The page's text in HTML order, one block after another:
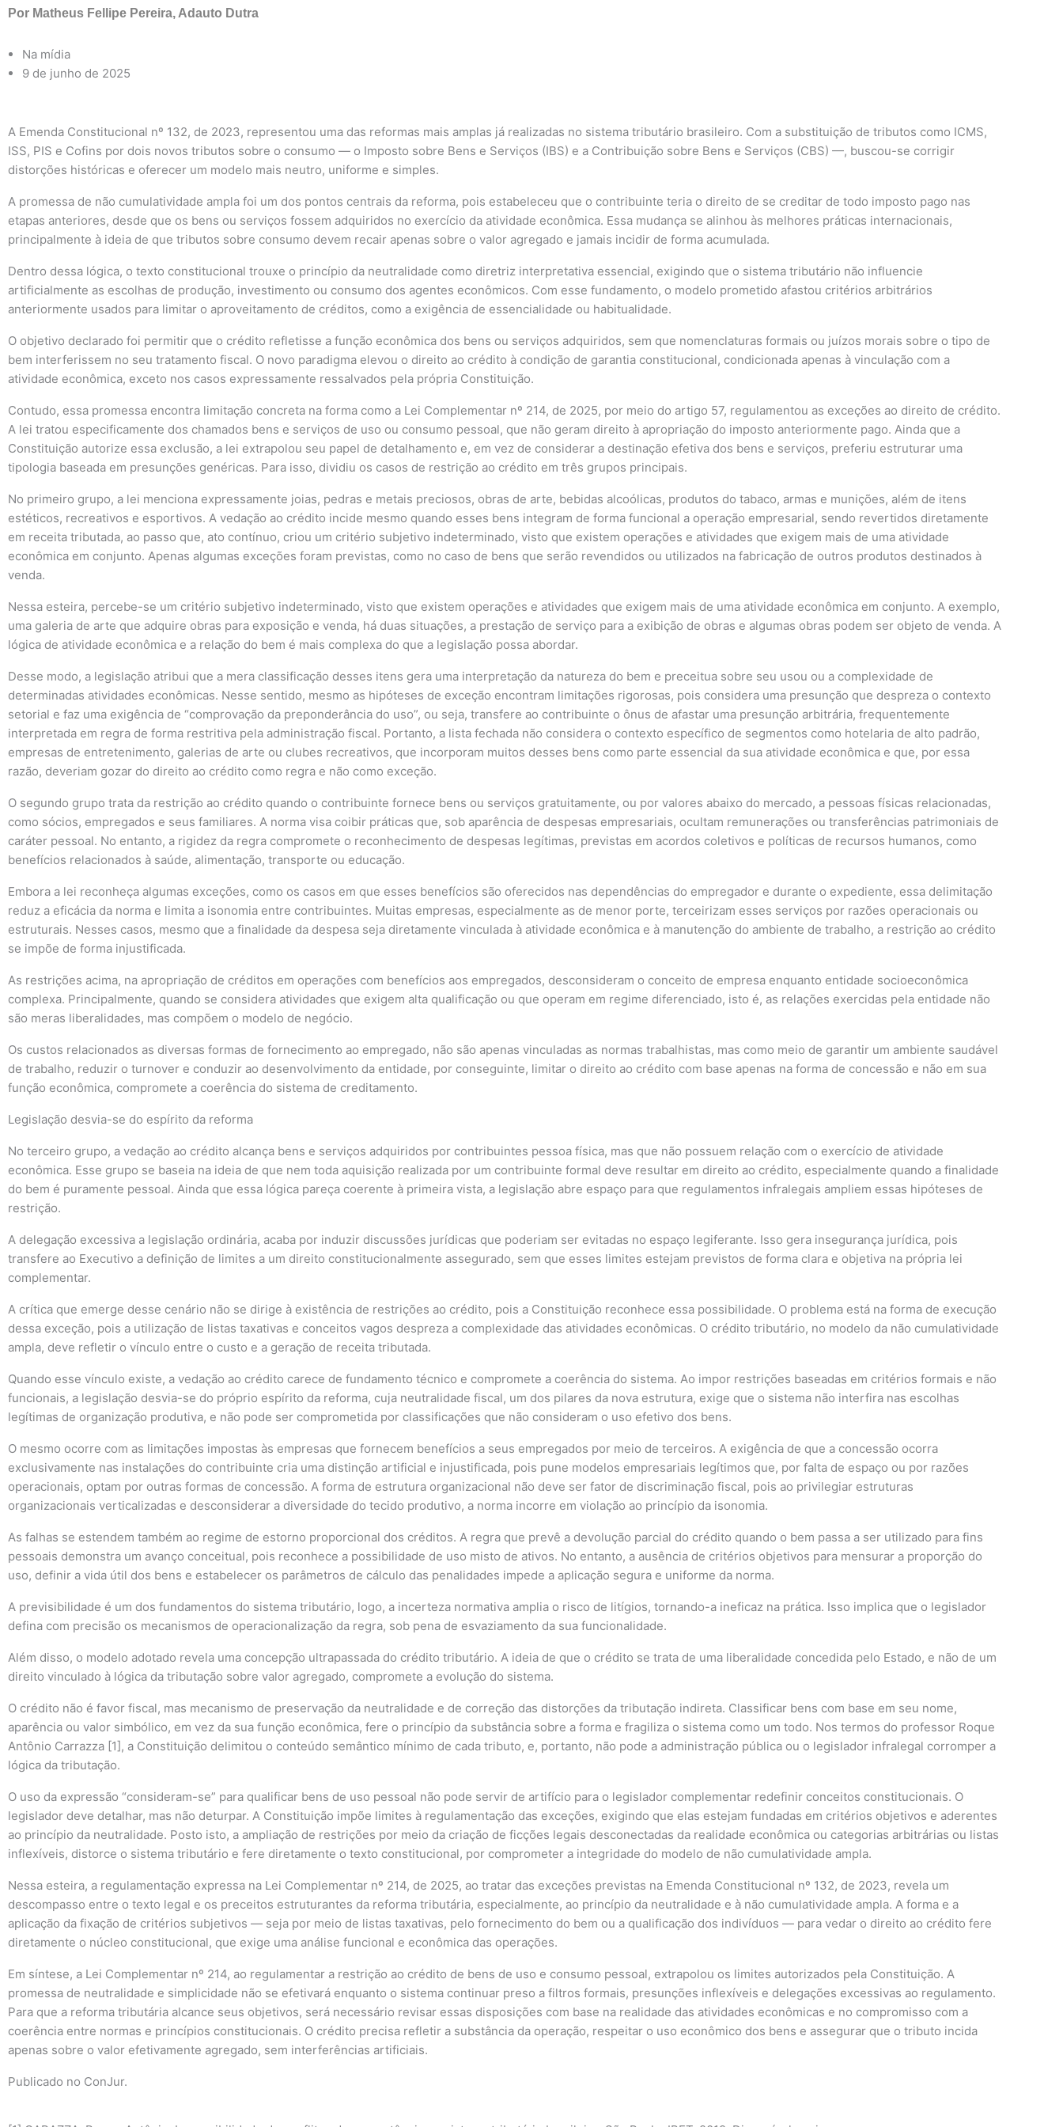
Por Matheus Fellipe Pereira, Adauto Dutra
Na mídia
9 de junho de 2025
A Emenda Constitucional nº 132, de 2023, representou uma das reformas mais amplas já realizadas no sistema tributário brasileiro. Com a substituição de tributos como ICMS,
ISS, PIS e Cofins por dois novos tributos sobre o consumo — o Imposto sobre Bens e Serviços (IBS) e a Contribuição sobre Bens e Serviços (CBS) —, buscou-se corrigir
distorções históricas e oferecer um modelo mais neutro, uniforme e simples.
A promessa de não cumulatividade ampla foi um dos pontos centrais da reforma, pois estabeleceu que o contribuinte teria o direito de se creditar de todo imposto pago nas
etapas anteriores, desde que os bens ou serviços fossem adquiridos no exercício da atividade econômica. Essa mudança se alinhou às melhores práticas internacionais,
principalmente à ideia de que tributos sobre consumo devem recair apenas sobre o valor agregado e jamais incidir de forma acumulada.
Dentro dessa lógica, o texto constitucional trouxe o princípio da neutralidade como diretriz interpretativa essencial, exigindo que o sistema tributário não influencie
artificialmente as escolhas de produção, investimento ou consumo dos agentes econômicos. Com esse fundamento, o modelo prometido afastou critérios arbitrários
anteriormente usados para limitar o aproveitamento de créditos, como a exigência de essencialidade ou habitualidade.
O objetivo declarado foi permitir que o crédito refletisse a função econômica dos bens ou serviços adquiridos, sem que nomenclaturas formais ou juízos morais sobre o tipo de
bem interferissem no seu tratamento fiscal. O novo paradigma elevou o direito ao crédito à condição de garantia constitucional, condicionada apenas à vinculação com a
atividade econômica, exceto nos casos expressamente ressalvados pela própria Constituição.
Contudo, essa promessa encontra limitação concreta na forma como a Lei Complementar nº 214, de 2025, por meio do artigo 57, regulamentou as exceções ao direito de crédito.
A lei tratou especificamente dos chamados bens e serviços de uso ou consumo pessoal, que não geram direito à apropriação do imposto anteriormente pago. Ainda que a
Constituição autorize essa exclusão, a lei extrapolou seu papel de detalhamento e, em vez de considerar a destinação efetiva dos bens e serviços, preferiu estruturar uma
tipologia baseada em presunções genéricas. Para isso, dividiu os casos de restrição ao crédito em três grupos principais.
No primeiro grupo, a lei menciona expressamente joias, pedras e metais preciosos, obras de arte, bebidas alcoólicas, produtos do tabaco, armas e munições, além de itens
estéticos, recreativos e esportivos. A vedação ao crédito incide mesmo quando esses bens integram de forma funcional a operação empresarial, sendo revertidos diretamente
em receita tributada, ao passo que, ato contínuo, criou um critério subjetivo indeterminado, visto que existem operações e atividades que exigem mais de uma atividade
econômica em conjunto. Apenas algumas exceções foram previstas, como no caso de bens que serão revendidos ou utilizados na fabricação de outros produtos destinados à
venda.
Nessa esteira, percebe-se um critério subjetivo indeterminado, visto que existem operações e atividades que exigem mais de uma atividade econômica em conjunto. A exemplo,
uma galeria de arte que adquire obras para exposição e venda, há duas situações, a prestação de serviço para a exibição de obras e algumas obras podem ser objeto de venda. A
lógica de atividade econômica e a relação do bem é mais complexa do que a legislação possa abordar.
Desse modo, a legislação atribui que a mera classificação desses itens gera uma interpretação da natureza do bem e preceitua sobre seu usou ou a complexidade de
determinadas atividades econômicas. Nesse sentido, mesmo as hipóteses de exceção encontram limitações rigorosas, pois considera uma presunção que despreza o contexto
setorial e faz uma exigência de “comprovação da preponderância do uso”, ou seja, transfere ao contribuinte o ônus de afastar uma presunção arbitrária, frequentemente
interpretada em regra de forma restritiva pela administração fiscal. Portanto, a lista fechada não considera o contexto específico de segmentos como hotelaria de alto padrão,
empresas de entretenimento, galerias de arte ou clubes recreativos, que incorporam muitos desses bens como parte essencial da sua atividade econômica e que, por essa
razão, deveriam gozar do direito ao crédito como regra e não como exceção.
O segundo grupo trata da restrição ao crédito quando o contribuinte fornece bens ou serviços gratuitamente, ou por valores abaixo do mercado, a pessoas físicas relacionadas,
como sócios, empregados e seus familiares. A norma visa coibir práticas que, sob aparência de despesas empresariais, ocultam remunerações ou transferências patrimoniais de
caráter pessoal. No entanto, a rigidez da regra compromete o reconhecimento de despesas legítimas, previstas em acordos coletivos e políticas de recursos humanos, como
benefícios relacionados à saúde, alimentação, transporte ou educação.
Embora a lei reconheça algumas exceções, como os casos em que esses benefícios são oferecidos nas dependências do empregador e durante o expediente, essa delimitação
reduz a eficácia da norma e limita a isonomia entre contribuintes. Muitas empresas, especialmente as de menor porte, terceirizam esses serviços por razões operacionais ou
estruturais. Nesses casos, mesmo que a finalidade da despesa seja diretamente vinculada à atividade econômica e à manutenção do ambiente de trabalho, a restrição ao crédito
se impõe de forma injustificada.
As restrições acima, na apropriação de créditos em operações com benefícios aos empregados, desconsideram o conceito de empresa enquanto entidade socioeconômica
complexa. Principalmente, quando se considera atividades que exigem alta qualificação ou que operam em regime diferenciado, isto é, as relações exercidas pela entidade não
são meras liberalidades, mas compõem o modelo de negócio.
Os custos relacionados as diversas formas de fornecimento ao empregado, não são apenas vinculadas as normas trabalhistas, mas como meio de garantir um ambiente saudável
de trabalho, reduzir o turnover e conduzir ao desenvolvimento da entidade, por conseguinte, limitar o direito ao crédito com base apenas na forma de concessão e não em sua
função econômica, compromete a coerência do sistema de creditamento.
Legislação desvia-se do espírito da reforma
No terceiro grupo, a vedação ao crédito alcança bens e serviços adquiridos por contribuintes pessoa física, mas que não possuem relação com o exercício de atividade
econômica. Esse grupo se baseia na ideia de que nem toda aquisição realizada por um contribuinte formal deve resultar em direito ao crédito, especialmente quando a finalidade
do bem é puramente pessoal. Ainda que essa lógica pareça coerente à primeira vista, a legislação abre espaço para que regulamentos infralegais ampliem essas hipóteses de
restrição.
A delegação excessiva a legislação ordinária, acaba por induzir discussões jurídicas que poderiam ser evitadas no espaço legiferante. Isso gera insegurança jurídica, pois
transfere ao Executivo a definição de limites a um direito constitucionalmente assegurado, sem que esses limites estejam previstos de forma clara e objetiva na própria lei
complementar.
A crítica que emerge desse cenário não se dirige à existência de restrições ao crédito, pois a Constituição reconhece essa possibilidade. O problema está na forma de execução
dessa exceção, pois a utilização de listas taxativas e conceitos vagos despreza a complexidade das atividades econômicas. O crédito tributário, no modelo da não cumulatividade
ampla, deve refletir o vínculo entre o custo e a geração de receita tributada.
Quando esse vínculo existe, a vedação ao crédito carece de fundamento técnico e compromete a coerência do sistema. Ao impor restrições baseadas em critérios formais e não
funcionais, a legislação desvia-se do próprio espírito da reforma, cuja neutralidade fiscal, um dos pilares da nova estrutura, exige que o sistema não interfira nas escolhas
legítimas de organização produtiva, e não pode ser comprometida por classificações que não consideram o uso efetivo dos bens.
O mesmo ocorre com as limitações impostas às empresas que fornecem benefícios a seus empregados por meio de terceiros. A exigência de que a concessão ocorra
exclusivamente nas instalações do contribuinte cria uma distinção artificial e injustificada, pois pune modelos empresariais legítimos que, por falta de espaço ou por razões
operacionais, optam por outras formas de concessão. A forma de estrutura organizacional não deve ser fator de discriminação fiscal, pois ao privilegiar estruturas
organizacionais verticalizadas e desconsiderar a diversidade do tecido produtivo, a norma incorre em violação ao princípio da isonomia.
As falhas se estendem também ao regime de estorno proporcional dos créditos. A regra que prevê a devolução parcial do crédito quando o bem passa a ser utilizado para fins
pessoais demonstra um avanço conceitual, pois reconhece a possibilidade de uso misto de ativos. No entanto, a ausência de critérios objetivos para mensurar a proporção do
uso, definir a vida útil dos bens e estabelecer os parâmetros de cálculo das penalidades impede a aplicação segura e uniforme da norma.
A previsibilidade é um dos fundamentos do sistema tributário, logo, a incerteza normativa amplia o risco de litígios, tornando-a ineficaz na prática. Isso implica que o legislador
defina com precisão os mecanismos de operacionalização da regra, sob pena de esvaziamento da sua funcionalidade.
Além disso, o modelo adotado revela uma concepção ultrapassada do crédito tributário. A ideia de que o crédito se trata de uma liberalidade concedida pelo Estado, e não de um
direito vinculado à lógica da tributação sobre valor agregado, compromete a evolução do sistema.
O crédito não é favor fiscal, mas mecanismo de preservação da neutralidade e de correção das distorções da tributação indireta. Classificar bens com base em seu nome,
aparência ou valor simbólico, em vez da sua função econômica, fere o princípio da substância sobre a forma e fragiliza o sistema como um todo. Nos termos do professor Roque
Antônio Carrazza [1], a Constituição delimitou o conteúdo semântico mínimo de cada tributo, e, portanto, não pode a administração pública ou o legislador infralegal corromper a
lógica da tributação.
O uso da expressão “consideram-se” para qualificar bens de uso pessoal não pode servir de artifício para o legislador complementar redefinir conceitos constitucionais. O
legislador deve detalhar, mas não deturpar. A Constituição impõe limites à regulamentação das exceções, exigindo que elas estejam fundadas em critérios objetivos e aderentes
ao princípio da neutralidade. Posto isto, a ampliação de restrições por meio da criação de ficções legais desconectadas da realidade econômica ou categorias arbitrárias ou listas
inflexíveis, distorce o sistema tributário e fere diretamente o texto constitucional, por comprometer a integridade do modelo de não cumulatividade ampla.
Nessa esteira, a regulamentação expressa na Lei Complementar nº 214, de 2025, ao tratar das exceções previstas na Emenda Constitucional nº 132, de 2023, revela um
descompasso entre o texto legal e os preceitos estruturantes da reforma tributária, especialmente, ao princípio da neutralidade e à não cumulatividade ampla. A forma e a
aplicação da fixação de critérios subjetivos — seja por meio de listas taxativas, pelo fornecimento do bem ou a qualificação dos indivíduos — para vedar o direito ao crédito fere
diretamente o núcleo constitucional, que exige uma análise funcional e econômica das operações.
Em síntese, a Lei Complementar nº 214, ao regulamentar a restrição ao crédito de bens de uso e consumo pessoal, extrapolou os limites autorizados pela Constituição. A
promessa de neutralidade e simplicidade não se efetivará enquanto o sistema continuar preso a filtros formais, presunções inflexíveis e delegações excessivas ao regulamento.
Para que a reforma tributária alcance seus objetivos, será necessário revisar essas disposições com base na realidade das atividades econômicas e no compromisso com a
coerência entre normas e princípios constitucionais. O crédito precisa refletir a substância da operação, respeitar o uso econômico dos bens e assegurar que o tributo incida
apenas sobre o valor efetivamente agregado, sem interferências artificiais.
Publicado no ConJur.